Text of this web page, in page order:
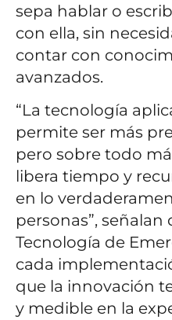
sepa hablar o
con ella, sin
contar con
avanzados.
“La tecnología
permite ser más
pero sobre todo
libera tiempo y
en lo
personas”,
Tecnología de
cada
que la innovación
y medible en la